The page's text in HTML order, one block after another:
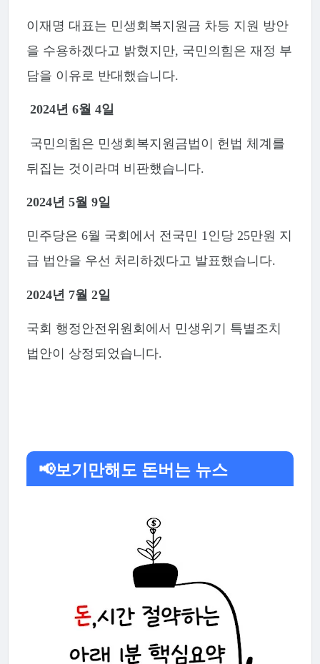
이재명 대표는 민생회복지원금 차등 지원 방안
을 수용하겠다고 밝혔지만, 국민의힘은 재정 부
담을 이유로 반대했습니다.
2024년 6월 4일
국민의힘은 민생회복지원금법이 헌법 체계를
뒤집는 것이라며 비판했습니다.
2024년 5월 9일
민주당은 6월 국회에서 전국민 1인당 25만원 지
급 법안을 우선 처리하겠다고 발표했습니다.
2024년 7월 2일
국회 행정안전위원회에서 민생위기 특별조치
법안이 상정되었습니다.
📢보기만해도 돈버는 뉴스